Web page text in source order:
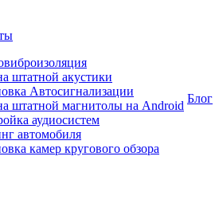
штатной акустики
Автосигнализации
штатной магнитолы на Android
аудиосистем
автомобиля
камер кругового обзора
Блог